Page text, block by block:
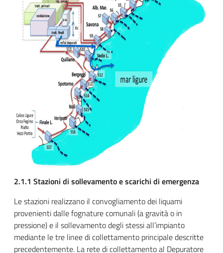
2.1.1 Stazioni di sollevamento e scarichi di emergenza
Le stazioni realizzano il convogliamento dei liquami
provenienti dalle fognature comunali (a gravità o in
pressione) e il sollevamento degli stessi all’impianto
mediante le tre linee di collettamento principale descritte
precedentemente. La rete di collettamento al Depuratore